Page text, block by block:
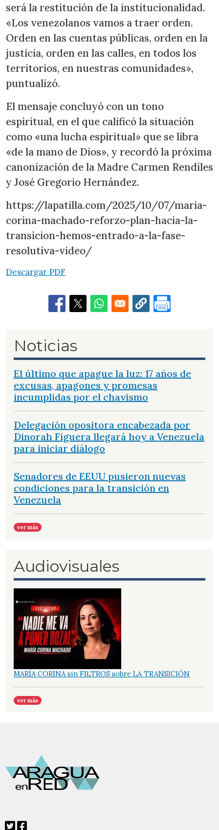
será la restitución de la institucionalidad.
«Los venezolanos vamos a traer orden.
Orden en las cuentas públicas, orden en la
justicia, orden en las calles, en todos los
territorios, en nuestras comunidades»,
puntualizó.
El mensaje concluyó con un tono
espiritual, en el que calificó la situación
como «una lucha espiritual» que se libra
«de la mano de Dios», y recordó la próxima
canonización de la Madre Carmen Rendíles
y José Gregorio Hernández.
https://lapatilla.com/2025/10/07/maria-
corina-machado-reforzo-plan-hacia-la-
transicion-hemos-entrado-a-la-fase-
resolutiva-video/
Descargar PDF
Noticias
El último que apague la luz: 17 años de
excusas, apagones y promesas
incumplidas por el chavismo
Delegación opositora encabezada por
Dinorah Figuera llegará hoy a Venezuela
para iniciar diálogo
Senadores de EEUU pusieron nuevas
condiciones para la transición en
Venezuela
ver más
Audiovisuales
MARÍA CORINA sin FILTROS sobre LA TRANSICIÓN
ver más